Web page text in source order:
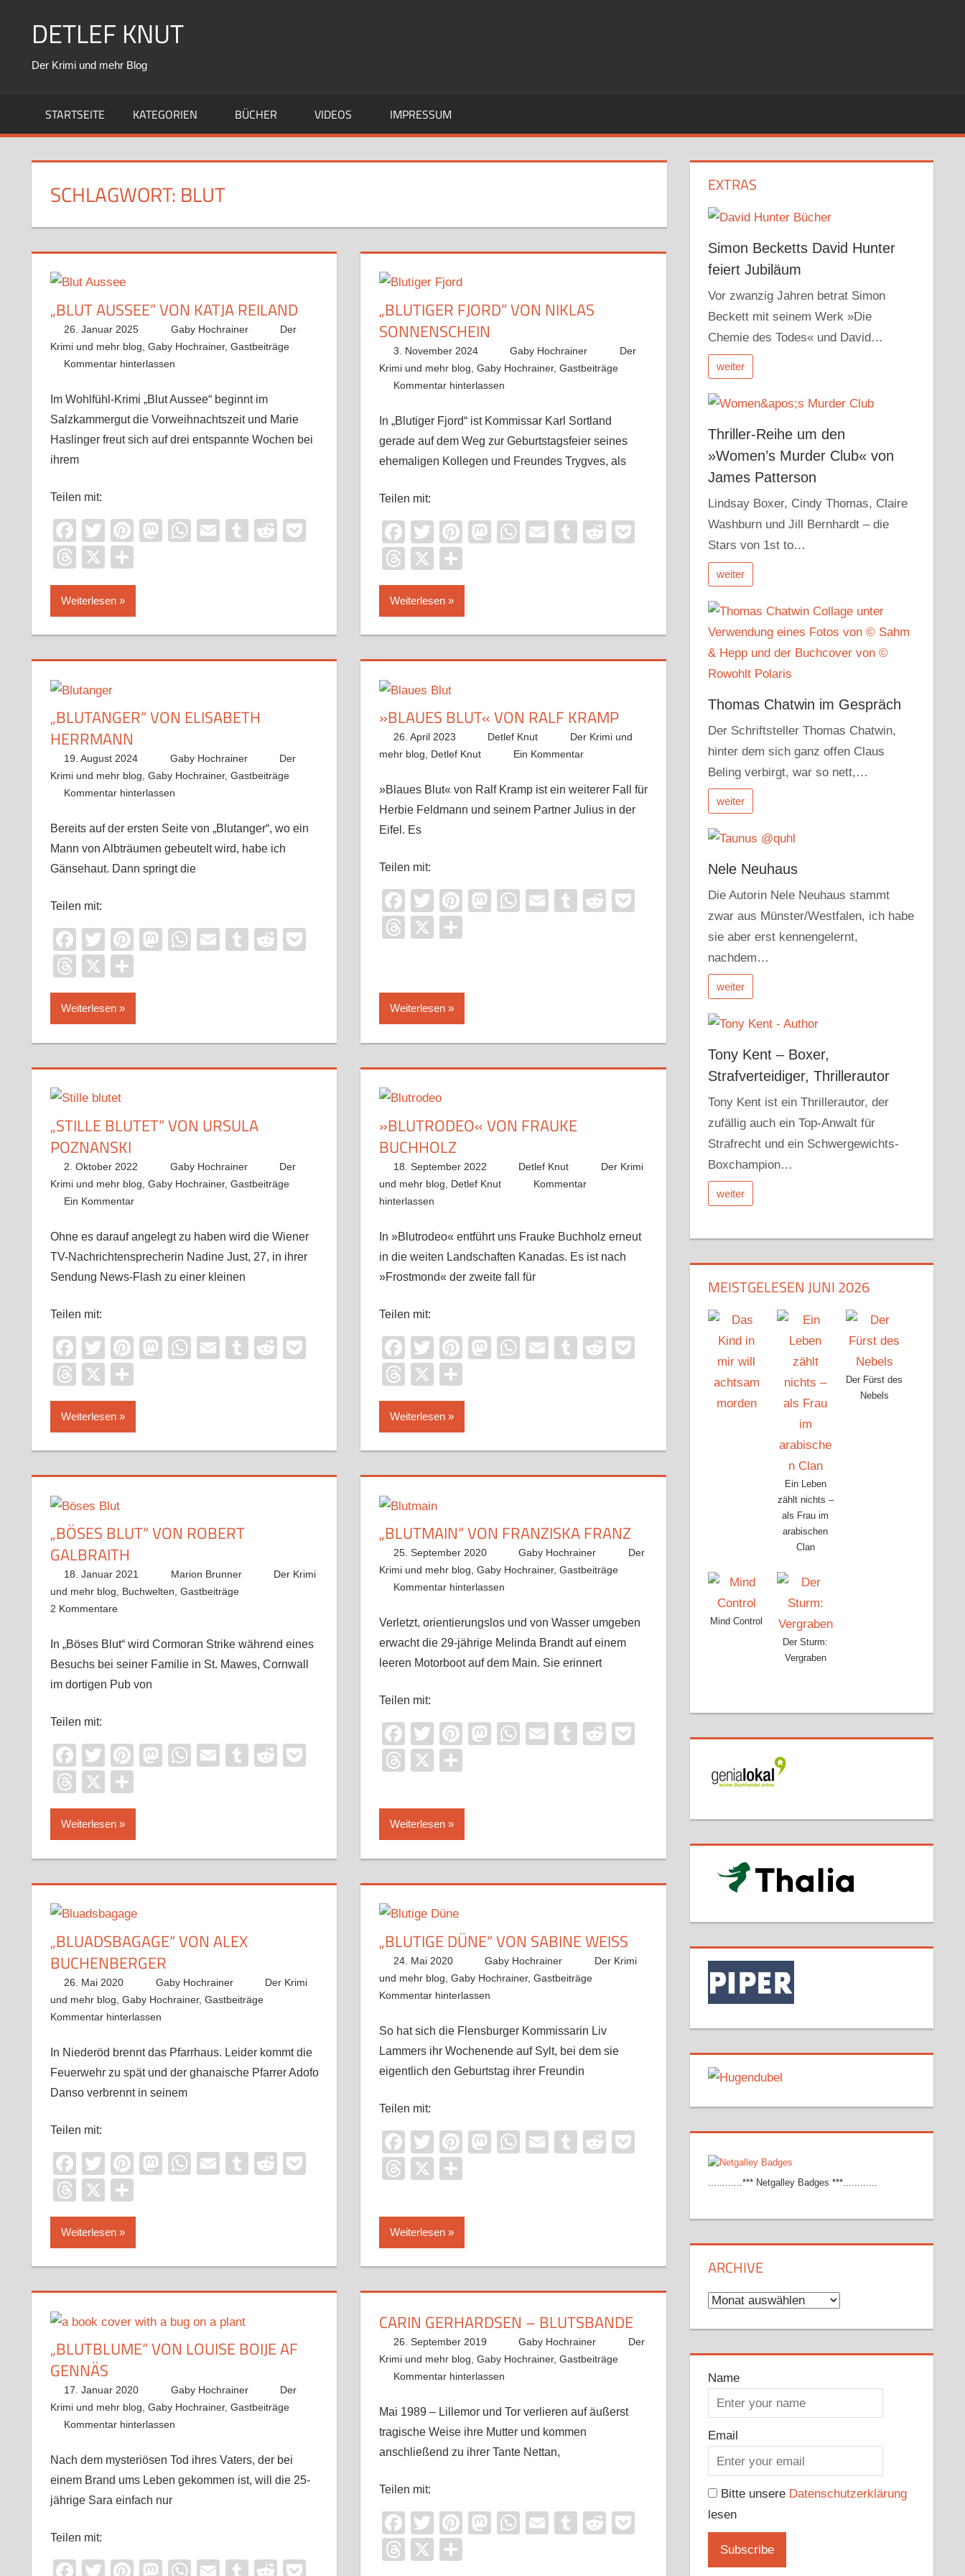
DETLEF KNUT
Der Krimi und mehr Blog
STARTSEITE KATEGORIEN BÜCHER VIDEOS IMPRESSUM
SCHLAGWORT: BLUT
„BLUT AUSSEE“ VON KATJA REILAND
26. Januar 2025 Gaby Hochrainer
Der
Krimi und mehr blog Gaby Hochrainer, Gastbeiträge
Kommentar hinterlassen
Im Wohlfühl-Krimi „Blut Aussee“ beginnt im
Salzkammergut die Vorweihnachtszeit und Marie
Haslinger freut sich auf drei entspannte Wochen bei
ihrem
Teilen mit:
Facebook
TwitterPinterest
Mastodon
WhatsApp
EmailTumblrReddit
Threads
X
Weiterlesen
„BLUTIGER FJORD“ VON NIKLAS
SONNENSCHEIN
3. November 2024 Gaby Hochrainer
Der
Krimi und mehr blog Gaby Hochrainer, Gastbeiträge
Kommentar hinterlassen
In „Blutiger Fjord“ ist Kommissar Karl Sortland
gerade auf dem Weg zur Geburtstagsfeier seines
ehemaligen Kollegen und Freundes Trygves, als
Teilen mit:
Facebook
TwitterPinterest
Mastodon
WhatsApp
EmailTumblrReddit
Threads
X
Weiterlesen
„BLUTANGER“ VON ELISABETH
HERRMANN
19. August 2024 Gaby Hochrainer
Der
Krimi und mehr blog Gaby Hochrainer, Gastbeiträge
Kommentar hinterlassen
Bereits auf der ersten Seite von „Blutanger“, wo ein
Mann von Albträumen gebeutelt wird, habe ich
Gänsehaut. Dann springt die
Teilen mit:
Facebook
TwitterPinterest
Mastodon
WhatsApp
EmailTumblrReddit
Threads
X
Weiterlesen
»BLAUES BLUT« VON RALF KRAMP
26. April 2023 Detlef Knut
Der Krimi und
mehr blog
Detlef Knut Ein Kommentar
»Blaues Blut« von Ralf Kramp ist ein weiterer Fall für
Herbie Feldmann und seinem Partner Julius in der
Eifel. Es
Teilen mit:
Facebook
TwitterPinterest
Mastodon
WhatsApp
EmailTumblrReddit
Threads
X
Weiterlesen
„STILLE BLUTET“ VON URSULA
POZNANSKI
2. Oktober 2022 Gaby Hochrainer
Der
Krimi und mehr blog Gaby Hochrainer, Gastbeiträge
Ein Kommentar
Ohne es darauf angelegt zu haben wird die Wiener
TV-Nachrichtensprecherin Nadine Just, 27, in ihrer
Sendung News-Flash zu einer kleinen
Teilen mit:
Facebook
TwitterPinterest
Mastodon
WhatsApp
EmailTumblrReddit
Threads
X
Weiterlesen
»BLUTRODEO« VON FRAUKE
BUCHHOLZ
18. September 2022 Detlef Knut
Der Krimi
und mehr blog
Detlef Knut
Kommentar
hinterlassen
In »Blutrodeo« entführt uns Frauke Buchholz erneut
in die weiten Landschaften Kanadas. Es ist nach
»Frostmond« der zweite fall für
Teilen mit:
Facebook
TwitterPinterest
Mastodon
WhatsApp
EmailTumblrReddit
Threads
X
Weiterlesen
„BÖSES BLUT“ VON ROBERT
GALBRAITH
18. Januar 2021 Marion Brunner
Der Krimi
und mehr blog
Buchwelten Gastbeiträge
2 Kommentare
In „Böses Blut“ wird Cormoran Strike während eines
Besuchs bei seiner Familie in St. Mawes, Cornwall
im dortigen Pub von
Teilen mit:
Facebook
TwitterPinterest
Mastodon
WhatsApp
EmailTumblrReddit
Threads
X
Weiterlesen
„BLUTMAIN“ VON FRANZISKA FRANZ
25. September 2020 Gaby Hochrainer
Der
Krimi und mehr blog Gaby Hochrainer, Gastbeiträge
Kommentar hinterlassen
Verletzt, orientierungslos und von Wasser umgeben
erwacht die 29-jährige Melinda Brandt auf einem
leeren Motorboot auf dem Main. Sie erinnert
Teilen mit:
Facebook
TwitterPinterest
Mastodon
WhatsApp
EmailTumblrRedditPocket
Threads
X
Weiterlesen
„BLUADSBAGAGE“ VON ALEX
BUCHENBERGER
26. Mai 2020 Gaby Hochrainer
Der Krimi
und mehr blog Gaby Hochrainer, Gastbeiträge
Kommentar hinterlassen
In Niederöd brennt das Pfarrhaus. Leider kommt die
Feuerwehr zu spät und der ghanaische Pfarrer Adofo
Danso verbrennt in seinem
Teilen mit:
Facebook
TwitterPinterest
Mastodon
WhatsApp
EmailTumblrReddit
Threads
X
Weiterlesen
„BLUTIGE DÜNE“ VON SABINE WEISS
24. Mai 2020 Gaby Hochrainer
Der Krimi
und mehr blog Gaby Hochrainer, Gastbeiträge
Kommentar hinterlassen
So hat sich die Flensburger Kommissarin Liv
Lammers ihr Wochenende auf Sylt, bei dem sie
eigentlich den Geburtstag ihrer Freundin
Teilen mit:
Facebook
TwitterPinterest
Mastodon
WhatsApp
EmailTumblrRedditPocket
Threads
X
Weiterlesen
„BLUTBLUME“ VON LOUISE BOIJE AF
GENNÄS
17. Januar 2020 Gaby Hochrainer
Der
Krimi und mehr blog Gaby Hochrainer, Gastbeiträge
Kommentar hinterlassen
Nach dem mysteriösen Tod ihres Vaters, der bei
einem Brand ums Leben gekommen ist, will die 25-
jährige Sara einfach nur
Teilen mit:
CARIN GERHARDSEN – BLUTSBANDE
26. September 2019 Gaby Hochrainer
Der
Krimi und mehr blog Gaby Hochrainer, Gastbeiträge
Kommentar hinterlassen
Mai 1989 – Lillemor und Tor verlieren auf äußerst
tragische Weise ihre Mutter und kommen
anschließend zu ihrer Tante Nettan,
Teilen mit:
Facebook
TwitterPinterest
Mastodon
WhatsApp
EmailTumblrReddit
Threads
X
EXTRAS
Simon Becketts David Hunter
feiert Jubiläum
Vor zwanzig Jahren betrat Simon
Beckett mit seinem Werk »Die
Chemie des Todes« und David…
weiter
Thriller-Reihe um den
»Women’s Murder Club« von
James Patterson
Lindsay Boxer, Cindy Thomas, Claire
Washburn und Jill Bernhardt – die
Stars von 1st to…
weiter
Thomas Chatwin im Gespräch
Der Schriftsteller Thomas Chatwin,
hinter dem sich ganz offen Claus
Beling verbirgt, war so nett,…
weiter
Nele Neuhaus
Die Autorin Nele Neuhaus stammt
zwar aus Münster/Westfalen, ich habe
sie aber erst kennengelernt,
nachdem…
weiter
Tony Kent – Boxer,
Strafverteidiger, Thrillerautor
Tony Kent ist ein Thrillerautor, der
zufällig auch ein Top-Anwalt für
Strafrecht und ein Schwergewichts-
Boxchampion…
weiter
MEISTGELESEN JUNI 2026
Ein Leben
zählt nichts –
als Frau im
arabischen
Clan
Der Fürst des
Nebels
Mind Control
Der Sturm:
Vergraben
............*** Netgalley Badges ***............
ARCHIVE
Archive
Name
Email
Bitte unsere Datenschutzerklärung
lesen